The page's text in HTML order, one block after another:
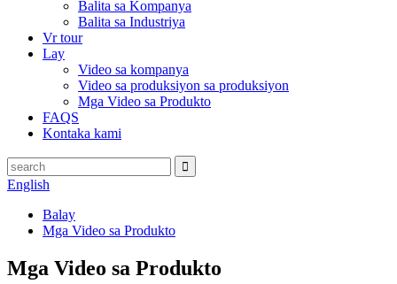
Balita sa Kompanya
Balita sa Industriya
Vr tour
Lay
Video sa kompanya
Video sa produksiyon sa produksiyon
Mga Video sa Produkto
FAQS
Kontaka kami
English
Balay
Mga Video sa Produkto
Mga Video sa Produkto